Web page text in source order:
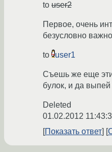
to user2
Первое, очень
безусловно
to user1
Съешь же еще
булок, и да
Deleted
01.02.2012
Показать ответ